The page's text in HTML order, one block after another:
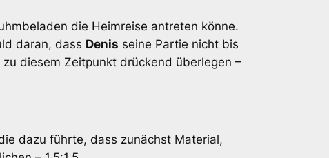
die Heimreise antreten könne.
daran, dass Denis seine Partie nicht bis
zu diesem Zeitpunkt drückend überlegen –
dazu führte, dass zunächst Material,